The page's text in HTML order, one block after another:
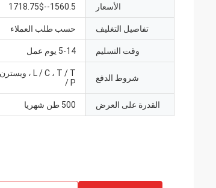
الأسعار 1560.5--1718.75$
تفاصيل التغليف حسب طلب العملاء
وقت التسليم 5-14 يوم عمل
شروط الدفع
/ P
القدرة على العرض 500 طن شهريا